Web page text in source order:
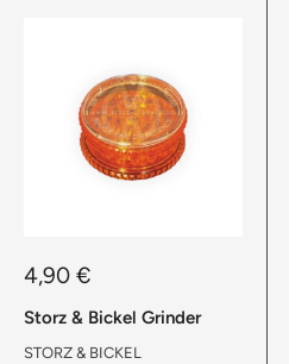
Sonderpreis
4,90 €
Storz & Bickel Grinder
STORZ & BICKEL